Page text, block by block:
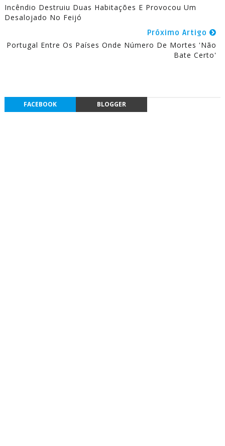
Incêndio Destruiu Duas Habitações E Provocou Um
Desalojado No Feijó
Próximo Artigo
Portugal Entre Os Países Onde Número De Mortes 'Não
Bate Certo'
FACEBOOK BLOGGER